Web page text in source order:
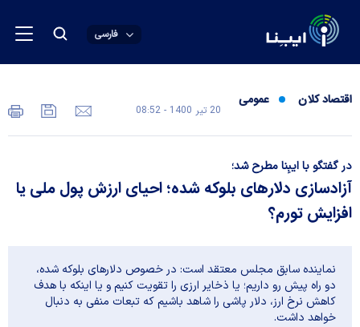
فارسی
اقتصاد کلان عمومی
20 تير 1400 - 08:52
در گفتگو با ایبِنا مطرح شد؛
آزادسازی دلارهای بلوکه شده؛ احیای ارزش پول ملی یا
افزایش تورم؟
نماینده سابق مجلس معتقد است: در خصوص دلارهای بلوکه شده،
دو راه پیش رو داریم؛ یا ذخایر ارزی را تقویت کنیم و یا اینکه با هدف
کاهش نرخ ارز، دلار پاشی را شاهد باشیم که تبعات منفی به دنبال
خواهد داشت.